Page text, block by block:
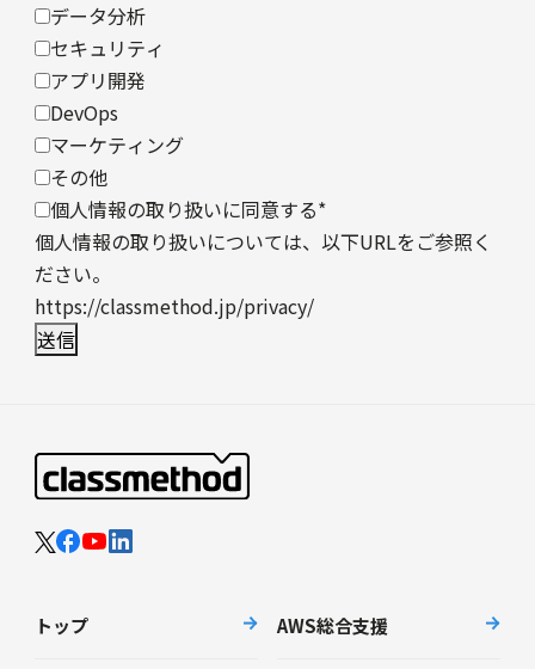
データ分析
セキュリティ
アプリ開発
DevOps
マーケティング
その他
個人情報の取り扱いに同意する*
個人情報の取り扱いについては、以下URLをご参照く
ださい。
https://classmethod.jp/privacy/
トップ AWS総合支援